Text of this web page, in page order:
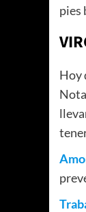
pies
Hoy